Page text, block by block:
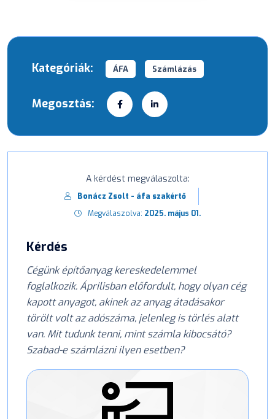
Kategóriák: ÁFA Számlázás
Megosztás:
A kérdést megválaszolta:
Bonácz Zsolt - áfa szakértő
Megválaszolva: 2025. május 01.
Kérdés
Cégünk építőanyag kereskedelemmel
foglalkozik. Áprilisban előfordult, hogy olyan cég
kapott anyagot, akinek az anyag átadásakor
törölt volt az adószáma, jelenleg is törlés alatt
van. Mit tudunk tenni, mint számla kibocsátó?
Szabad-e számlázni ilyen esetben?